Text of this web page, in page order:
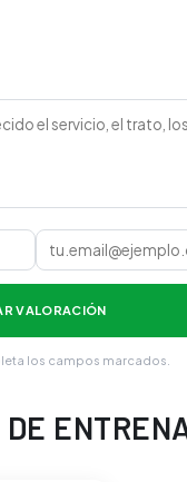
VALORACIÓN
los campos marcados.